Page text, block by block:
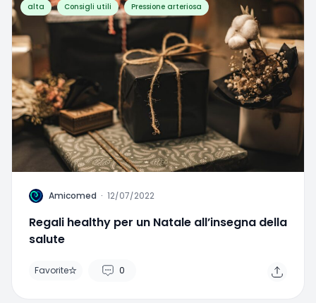
alta Consigli utili Pressione arteriosa
A Amicomed · 12/07/2022
Regali healthy per un Natale all’insegna della
salute
Favorite 0